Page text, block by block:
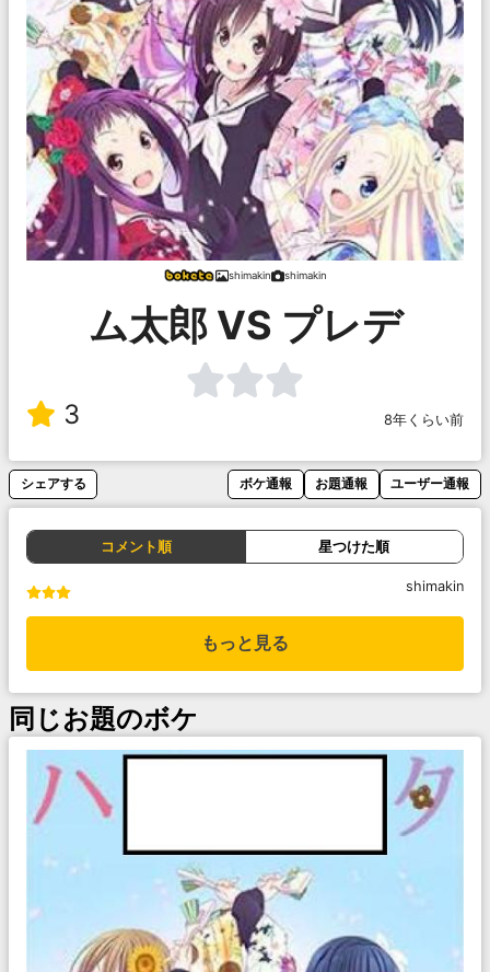
shimakin shimakin
ム太郎 VS プレデ
3 8年くらい前
シェアする ボケ通報 お題通報 ユーザー通報
コメント順 星つけた順
shimakin
もっと見る
同じお題のボケ